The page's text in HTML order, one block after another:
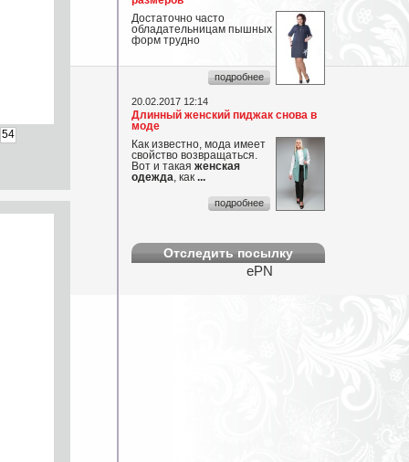
54
Достаточно часто
обладательницам пышных
форм трудно
...
подробнее
20.02.2017 12:14
Длинный женский пиджак снова в
моде
Как известно, мода имеет
свойство возвращаться.
Вот и такая женская
одежда, как ...
подробнее
Отследить посылку
ePN